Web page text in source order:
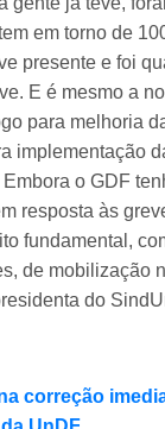
em torno de
presente e foi
E é mesmo a
para melhoria
implementação
o GDF
resposta às
fundamental,
de mobilização
do
correção